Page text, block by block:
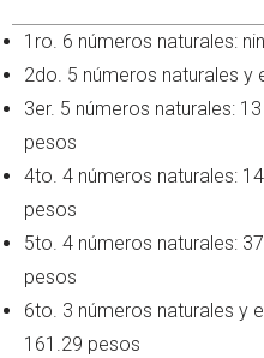
1ro. 6 números naturales:
2do. 5 números naturales y
3er. 5 números naturales:
pesos
4to. 4 números naturales:
pesos
5to. 4 números naturales:
pesos
6to. 3 números naturales y
161.29 pesos